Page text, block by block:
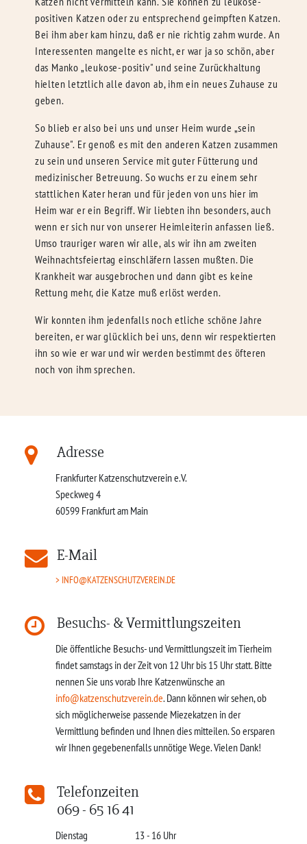
positiven Katzen oder zu entsprechend geimpften Katzen.
Bei ihm aber kam hinzu, daß er nie richtig zahm wurde. An
Interessenten mangelte es nicht, er war ja so schön, aber
das Manko „leukose-positiv" und seine Zurückhaltung
hielten letztlich alle davon ab, ihm ein neues Zuhause zu
geben.
So blieb er also bei uns und unser Heim wurde „sein
Zuhause". Er genoß es mit den anderen Katzen zusammen
zu sein und unseren Service mit guter Fütterung und
medizinischer Betreuung. So wuchs er zu einem sehr
stattlichen Kater heran und für jeden von uns hier im
Heim war er ein Begriff. Wir liebten ihn besonders, auch
wenn er sich nur von unserer Heimleiterin anfassen ließ.
Umso trauriger waren wir alle, als wir ihn am zweiten
Weihnachtsfeiertag einschläfern lassen mußten. Die
Krankheit war ausgebrochen und dann gibt es keine
Rettung mehr, die Katze muß erlöst werden.
Wir konnten ihm jedenfalls noch etliche schöne Jahre
bereiten, er war glücklich bei uns, denn wir respektierten
ihn so wie er war und wir werden bestimmt des öfteren
noch von ihm sprechen.
Adresse
Frankfurter Katzenschutzverein e.V.
Speckweg 4
60599 Frankfurt am Main
E-Mail
INFO@KATZENSCHUTZVEREIN.DE
Besuchs- & Vermittlungszeiten
Die öffentliche Besuchs- und Vermittlungszeit im Tierheim
findet samstags in der Zeit von 12 Uhr bis 15 Uhr statt. Bitte
nennen Sie uns vorab Ihre Katzenwünsche an
info@katzenschutzverein.de. Dann können wir sehen, ob
sich möglicherweise passende Miezekatzen in der
Vermittlung befinden und Ihnen dies mitteilen. So ersparen
wir Ihnen gegebenenfalls unnötige Wege. Vielen Dank!
Telefonzeiten
069 - 65 16 41
Dienstag
13 - 16 Uhr